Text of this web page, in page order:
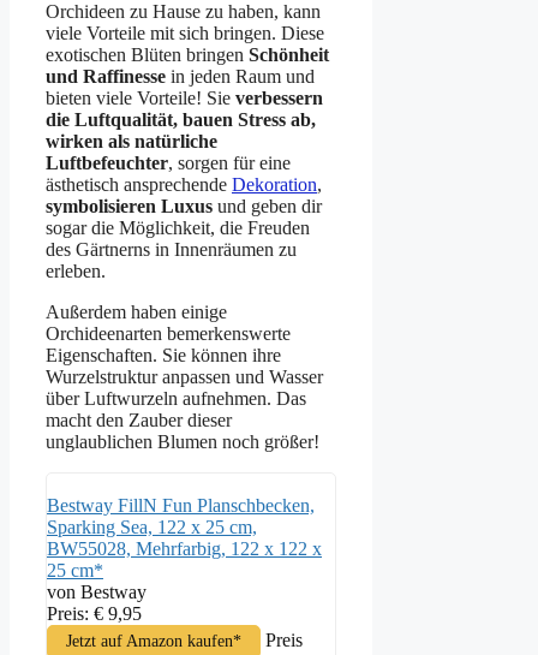
Orchideen zu Hause zu haben, kann
viele Vorteile mit sich bringen. Diese
exotischen Blüten bringen Schönheit
und Raffinesse in jeden Raum und
bieten viele Vorteile! Sie verbessern
die Luftqualität, bauen Stress ab,
wirken als natürliche
Luftbefeuchter, sorgen für eine
ästhetisch ansprechende Dekoration,
symbolisieren Luxus und geben dir
sogar die Möglichkeit, die Freuden
des Gärtnerns in Innenräumen zu
erleben.
Außerdem haben einige
Orchideenarten bemerkenswerte
Eigenschaften. Sie können ihre
Wurzelstruktur anpassen und Wasser
über Luftwurzeln aufnehmen. Das
macht den Zauber dieser
unglaublichen Blumen noch größer!
Bestway FillN Fun Planschbecken,
Sparking Sea, 122 x 25 cm,
BW55028, Mehrfarbig, 122 x 122 x
25 cm*
von Bestway
Preis: € 9,95
Jetzt auf Amazon kaufen*
Preis